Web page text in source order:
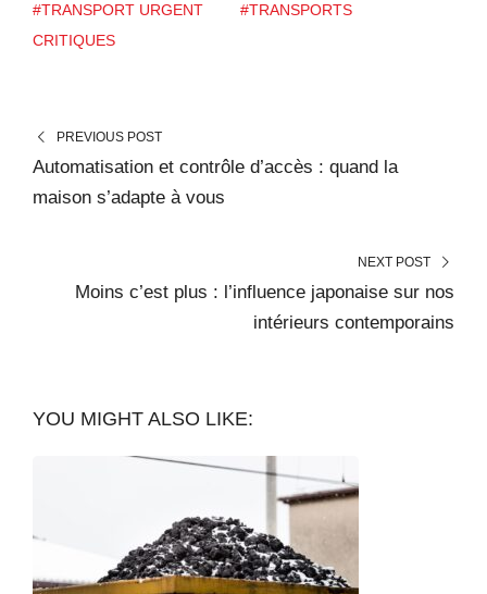
#TRANSPORT URGENT
#TRANSPORTS
CRITIQUES
PREVIOUS POST
Automatisation et contrôle d’accès : quand la
maison s’adapte à vous
NEXT POST
Moins c’est plus : l’influence japonaise sur nos
intérieurs contemporains
YOU MIGHT ALSO LIKE: